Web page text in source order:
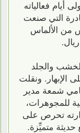
أيام فعالياته
التي صنعت
من الألماس
والجلد
الإبهار. ونقلت
شمعة مدير
للمجوهرات،
تحرص على
متميِّزة.